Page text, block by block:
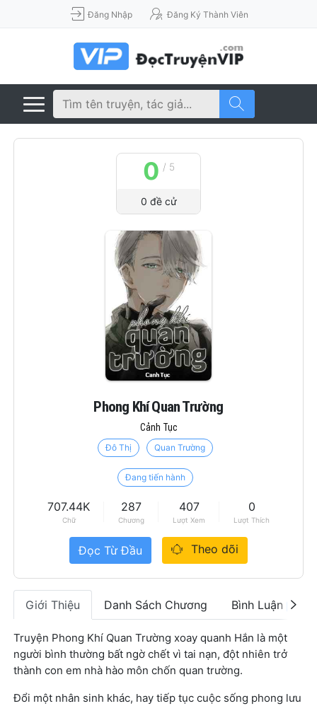
Đăng Nhập Đăng Ký Thành Viên
Phong Khí Quan Trường
Cảnh Tục
Đô Thị Quan Trường
Đang tiến hành
707.44K
Chữ
287
Chương
407
Lượt Xem
0
Lượt Thích
Đọc Từ Đầu Theo dõi
0 / 5
0 đề cử
Giới Thiệu Danh Sách Chương Bình Luận 0
Truyện Phong Khí Quan Trường xoay quanh Hắn là một
người bình thường bất ngờ chết vì tai nạn, đột nhiên trở
thành con em nhà hào môn chốn quan trường.
Đổi một nhân sinh khác, hay tiếp tục cuộc sống phong lưu